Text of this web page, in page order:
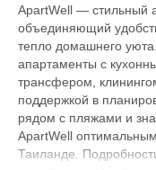
ApartWell — стильный
объединяющий
тепло домашнего
апартаменты с
трансфером,
поддержкой в
рядом с пляжами и
ApartWell
Таиланде.